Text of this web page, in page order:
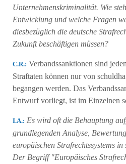
Unternehmenskriminalität. Wie
Entwicklung und welche Fragen
diesbezüglich die deutsche
Zukunft beschäftigen müssen?
C.R.: Verbandssanktionen sind
Straftaten können nur von
begangen werden. Das
Entwurf vorliegt, ist im Einzelnen
Ι.Α.: Es wird oft die Behauptung
grundlegenden Analyse,
europäischen Strafrechtssystems
Der Begriff "Εuropäisches